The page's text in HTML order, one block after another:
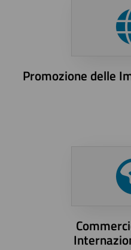
Promozione delle